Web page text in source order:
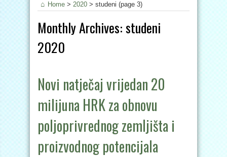
Home > 2020 > studeni (page 3)
Monthly Archives:studeni
2020
Novi natječaj vrijedan 20
milijuna HRK za obnovu
poljoprivrednog zemljišta i
proizvodnog potencijala